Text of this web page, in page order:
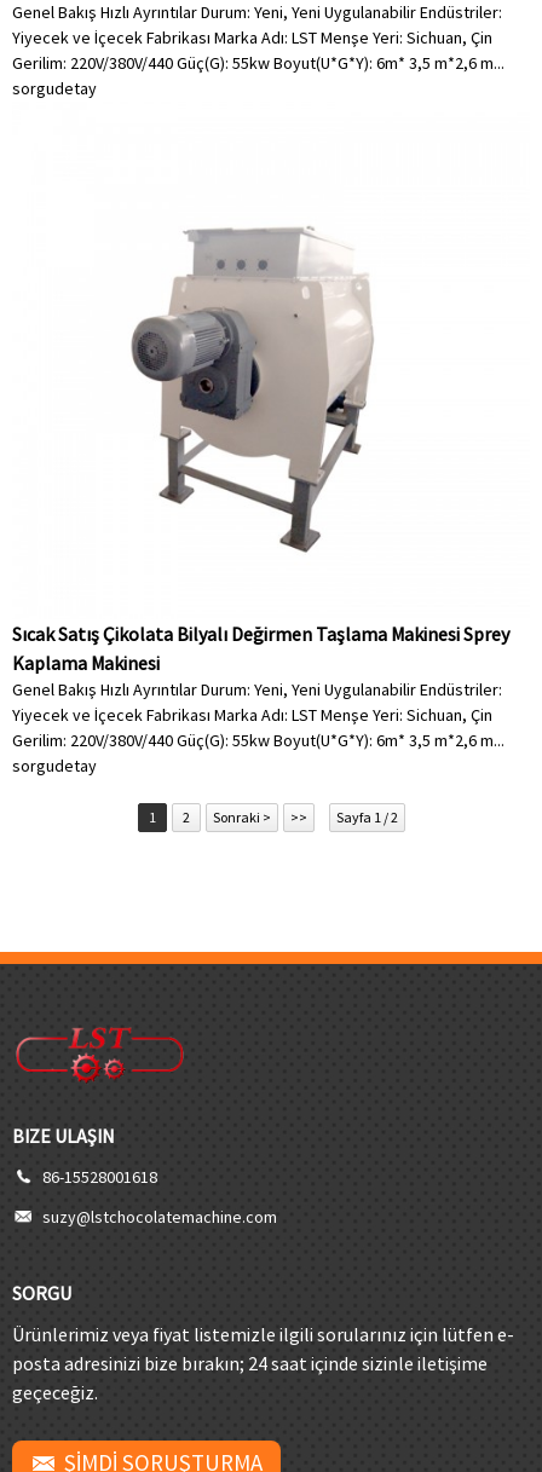
Genel Bakış Hızlı Ayrıntılar Durum: Yeni, Yeni Uygulanabilir Endüstriler:
Yiyecek ve İçecek Fabrikası Marka Adı: LST Menşe Yeri: Sichuan, Çin
Gerilim: 220V/380V/440 Güç(G): 55kw Boyut(U*G*Y): 6m* 3,5 m*2,6 m...
sorgudetay
Sıcak Satış Çikolata Bilyalı Değirmen Taşlama Makinesi Sprey
Kaplama Makinesi
Genel Bakış Hızlı Ayrıntılar Durum: Yeni, Yeni Uygulanabilir Endüstriler:
Yiyecek ve İçecek Fabrikası Marka Adı: LST Menşe Yeri: Sichuan, Çin
Gerilim: 220V/380V/440 Güç(G): 55kw Boyut(U*G*Y): 6m* 3,5 m*2,6 m...
sorgudetay
1 2 Sonraki > >> Sayfa 1 / 2
BIZE ULAŞIN
86-15528001618
suzy@lstchocolatemachine.com
SORGU
Ürünlerimiz veya fiyat listemizle ilgili sorularınız için lütfen e-
posta adresinizi bize bırakın; 24 saat içinde sizinle iletişime
geçeceğiz.
ŞİMDİ SORUŞTURMA